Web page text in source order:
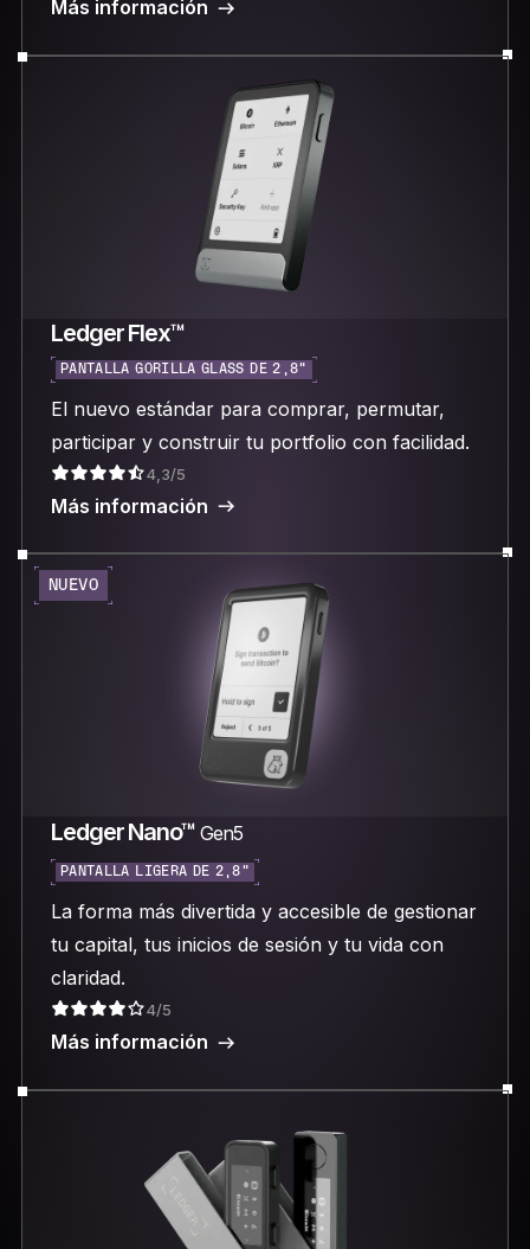
Más información
Ledger Flex™
PANTALLA GORILLA GLASS DE 2,8"
El nuevo estándar para comprar, permutar,
participar y construir tu portfolio con facilidad.
4,3/5
Más información
NUEVO
Ledger Nano™ Gen5
PANTALLA LIGERA DE 2,8"
La forma más divertida y accesible de gestionar
tu capital, tus inicios de sesión y tu vida con
claridad.
4/5
Más información